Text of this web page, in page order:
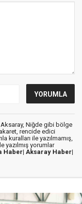
Niğde gibi bölge
rencide edici
kuralları ile yazılmamış,
yazılmış yorumlar
Haber| Aksaray Haber|